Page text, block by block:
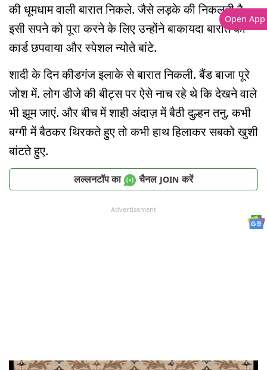
की धूमधाम वाली बारात निकले. जैसे लड़के की निकलती है.
इसी सपने को पूरा करने के लिए उन्होंने बाकायदा बारात का
कार्ड छपवाया और स्पेशल न्योते बांटे.
शादी के दिन कीडगंज इलाके से बारात निकली. बैंड बाजा पूरे
जोश में. लोग डीजे की बीट्स पर ऐसे नाच रहे थे कि देखने वाले
भी झूम जाएं. और बीच में शाही अंदाज़ में बैठी दुल्हन तनु. कभी
बग्गी में बैठकर थिरकते हुए तो कभी हाथ हिलाकर सबको खुशी
बांटते हुए.
लल्लनटॉप का चैनल JOIN करें
Advertisement
Open App